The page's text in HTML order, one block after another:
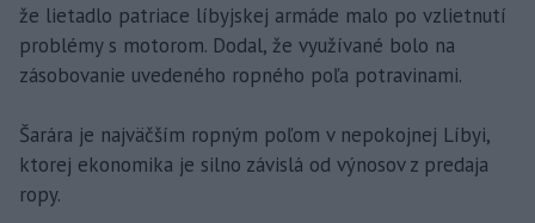
že lietadlo patriace líbyjskej armáde malo po vzlietnutí
problémy s motorom. Dodal, že využívané bolo na
zásobovanie uvedeného ropného poľa potravinami.
Šarára je najväčším ropným poľom v nepokojnej Líbyi,
ktorej ekonomika je silno závislá od výnosov z predaja
ropy.